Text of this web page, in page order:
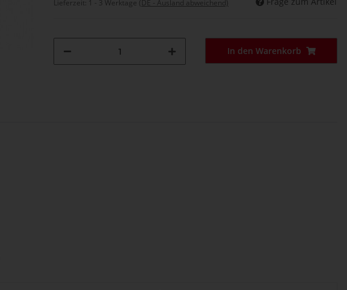
Lieferzeit: 1 - 3 Werktage (DE - Ausland abweichend)
In den Warenkorb